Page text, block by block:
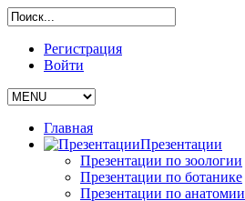
Регистрация
Войти
Главная
Презентации
Презентации по зоологии
Презентации по ботанике
Презентации по анатомии